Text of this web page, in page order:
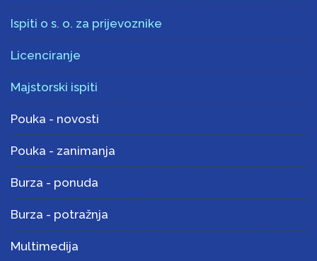
Ispiti o s. o. za prijevoznike
Licenciranje
Majstorski ispiti
Pouka - novosti
Pouka - zanimanja
Burza - ponuda
Burza - potražnja
Multimedija